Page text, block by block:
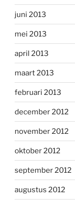
juni 2013
mei 2013
april 2013
maart 2013
februari 2013
december 2012
november 2012
oktober 2012
september 2012
augustus 2012